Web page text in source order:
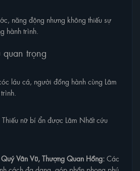
năng động nhưng không thiếu sự
hành trình.
trọng
láu cá, người đồng hành cùng Lâm
Thiếu nữ bí ẩn được Lâm Nhất cứu
Vân Vũ, Thượng Quan Hồng:Các